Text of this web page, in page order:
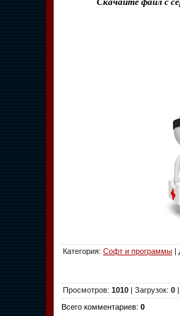
Категория: Софт и программы |
Просмотров: 1010 | Загрузок: 0 |
Всего комментариев: 0